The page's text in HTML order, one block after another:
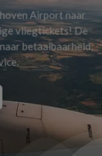
Airport naar
vliegtickets! De
betaalbaarheid,